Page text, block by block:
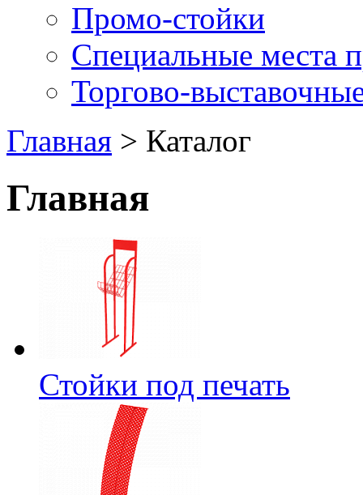
Промо-стойки
Специальные места
Торгово-
Главная > Каталог
Главная
Стойки под печать